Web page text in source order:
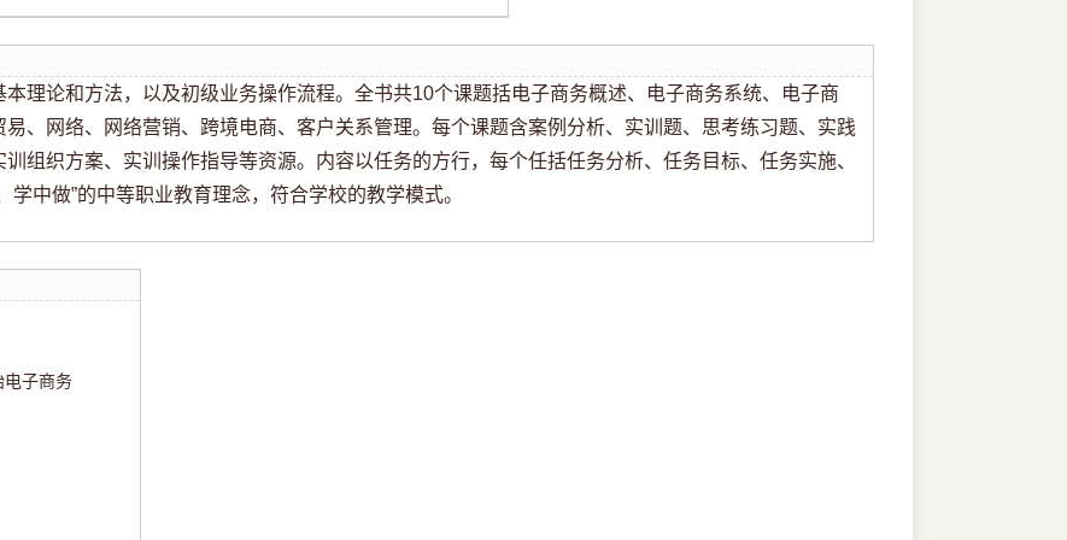
理论和方法，以及初级业务操作流程。全书共10个课题括电子商务概述、电子商务系统、电子商
、网络、网络营销、跨境电商、客户关系管理。每个课题含案例分析、实训题、思考练习题、实践
组织方案、实训操作指导等资源。内容以任务的方行，每个任括任务分析、任务目标、任务实施、
中做”的中等职业教育理念，符合学校的教学模式。
电子商务